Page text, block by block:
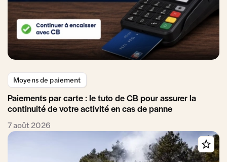
Moyens de paiement
Paiements par carte : le tuto de CB pour assurer la
continuité de votre activité en cas de panne
7 août 2026